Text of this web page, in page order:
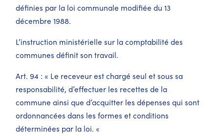
définies par la loi communale modifiée du 13
décembre 1988.
L’instruction ministérielle sur la comptabilité des
communes définit son travail.
Art. 94 : « Le receveur est chargé seul et sous sa
responsabilité, d’effectuer les recettes de la
commune ainsi que d’acquitter les dépenses qui sont
ordonnancées dans les formes et conditions
déterminées par la loi. «